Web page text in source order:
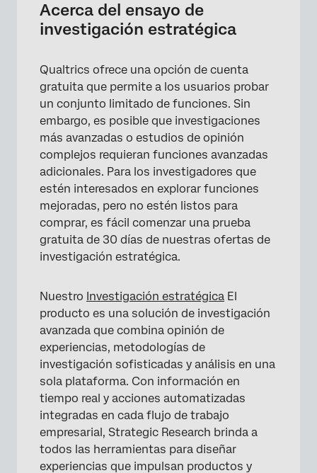
Límites de uso en cuentas de prueba
prueba
Iniciar una prueba
Actualización de su Cuenta de prueba
Vencimiento de prueba
Preguntas frequentes
Acerca del ensayo de
investigación estratégica
Qualtrics ofrece una opción de cuenta
gratuita que permite a los usuarios probar
un conjunto limitado de funciones. Sin
embargo, es posible que investigaciones
más avanzadas o estudios de opinión
complejos requieran funciones avanzadas
adicionales. Para los investigadores que
estén interesados en explorar funciones
mejoradas, pero no estén listos para
comprar, es fácil comenzar una prueba
gratuita de 30 días de nuestras ofertas de
investigación estratégica.
Nuestro Investigación estratégica El
producto es una solución de investigación
avanzada que combina opinión de
experiencias, metodologías de
investigación sofisticadas y análisis en una
sola plataforma. Con información en
tiempo real y acciones automatizadas
integradas en cada flujo de trabajo
empresarial, Strategic Research brinda a
todos las herramientas para diseñar
experiencias que impulsan productos y